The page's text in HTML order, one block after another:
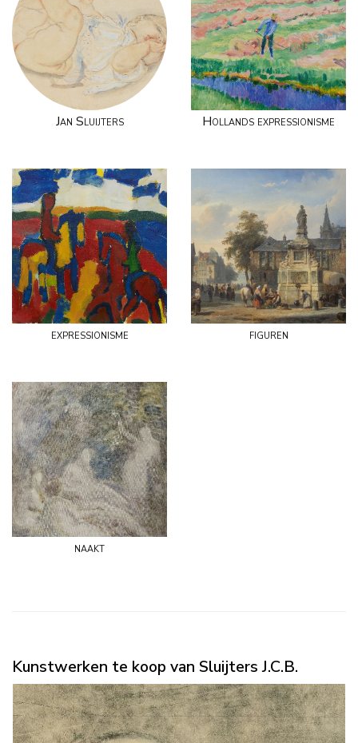
Jan Sluijters Hollands expressionisme
expressionisme figuren
naakt
Kunstwerken te koop van Sluijters J.C.B.